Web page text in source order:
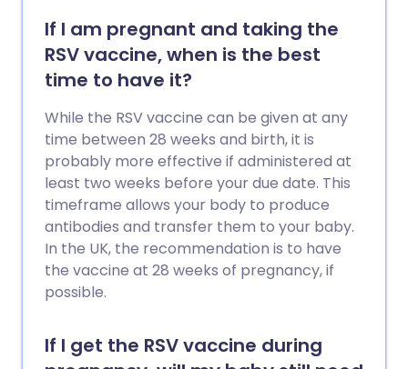
If I am pregnant and taking the
RSV vaccine, when is the best
time to have it?
While the RSV vaccine can be given at any
time between 28 weeks and birth, it is
probably more effective if administered at
least two weeks before your due date. This
timeframe allows your body to produce
antibodies and transfer them to your baby.
In the UK, the recommendation is to have
the vaccine at 28 weeks of pregnancy, if
possible.
If I get the RSV vaccine during